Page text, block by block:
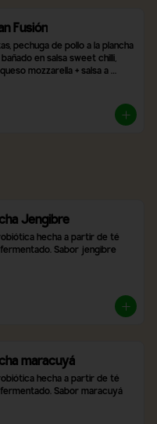
Fusión
pechuga de pollo a la plancha
en salsa sweet chilli,
mozzarella + salsa a
Jengibre
hecha a partir de té
Sabor jengibre
maracuyá
hecha a partir de té
Sabor maracuyá